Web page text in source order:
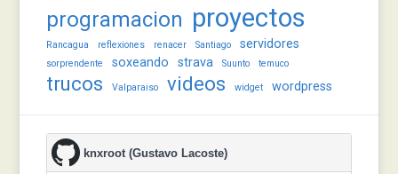
programacion proyectos
Rancagua reflexiones renacer Santiago servidores
sorprendente soxeando strava Suunto temuco
trucos Valparaiso videos widget wordpress
knxroot (Gustavo Lacoste)